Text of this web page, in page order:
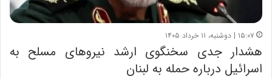
۱۵:۰۷ | دوشنبه، ۱۱ خرداد ۱۴۰۵
هشدار جدی سخنگوی ارشد نیروهای مسلح به
اسرائیل درباره حمله به لبنان